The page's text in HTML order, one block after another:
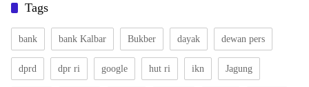
Tags
bank bank Kalbar Bukber dayak dewan pers
dprd dpr ri google hut ri ikn Jagung